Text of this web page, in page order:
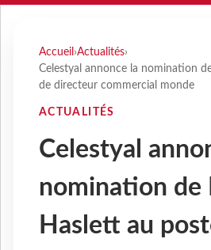
Accueil ›Actualités›
Celestyal annonce la nomination
de directeur commercial monde
ACTUALITÉS
Celestyal
nomination de
Haslett au